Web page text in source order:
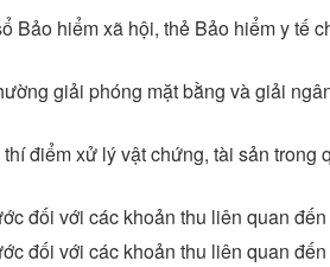
Bảo hiểm xã hội, thẻ Bảo hiểm y tế
giải phóng mặt bằng và giải
điểm xử lý vật chứng, tài sản trong
đối với các khoản thu liên quan
đối với các khoản thu liên quan